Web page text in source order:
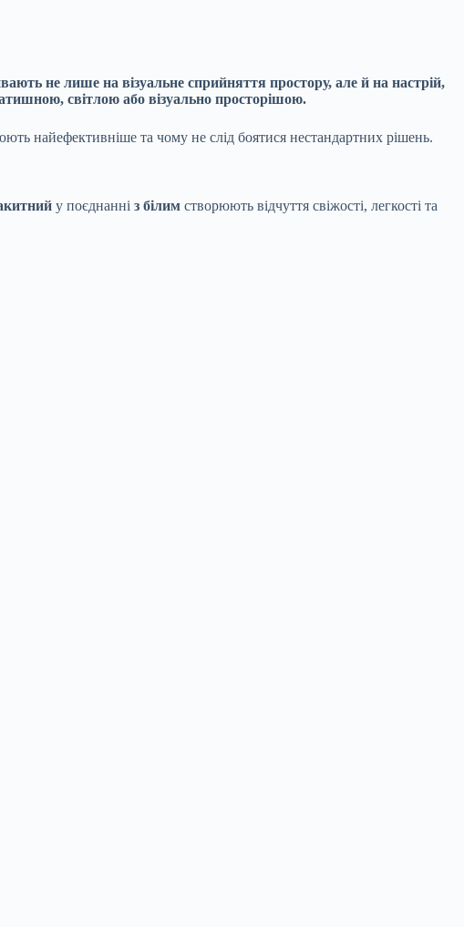
не лише на візуальне сприйняття простору, але й на настрій,
світлою або візуально просторішою.
найефективніше та чому не слід боятися нестандартних рішень.
у поєднанні з білим створюють відчуття свіжості, легкості та